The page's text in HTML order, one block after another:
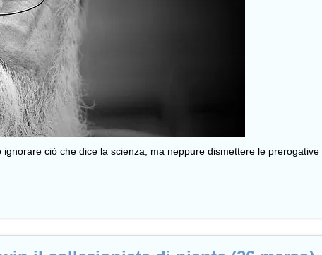
ciò che dice la scienza, ma neppure dismettere le